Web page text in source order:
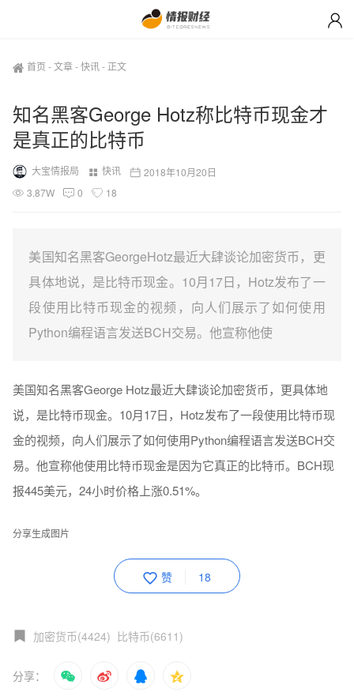
首页 -文章-快讯- 正文
知名黑客George Hotz称比特币现金才
是真正的比特币
大宝情报局 快讯
2018年10月20日
3.87W
0 18
美国知名黑客GeorgeHotz最近大肆谈论加密货币，更
具体地说，是比特币现金。10月17日，Hotz发布了一
段使用比特币现金的视频，向人们展示了如何使用
Python编程语言发送BCH交易。他宣称他使
美国知名黑客George Hotz最近大肆谈论加密货币，更具体地
说，是比特币现金。10月17日，Hotz发布了一段使用比特币现
金的视频，向人们展示了如何使用Python编程语言发送BCH交
易。他宣称他使用比特币现金是因为它真正的比特币。BCH现
报445美元，24小时价格上涨0.51%。
分享生成图片
赞 18
加密货币(4424) 比特币(6611)
分享：